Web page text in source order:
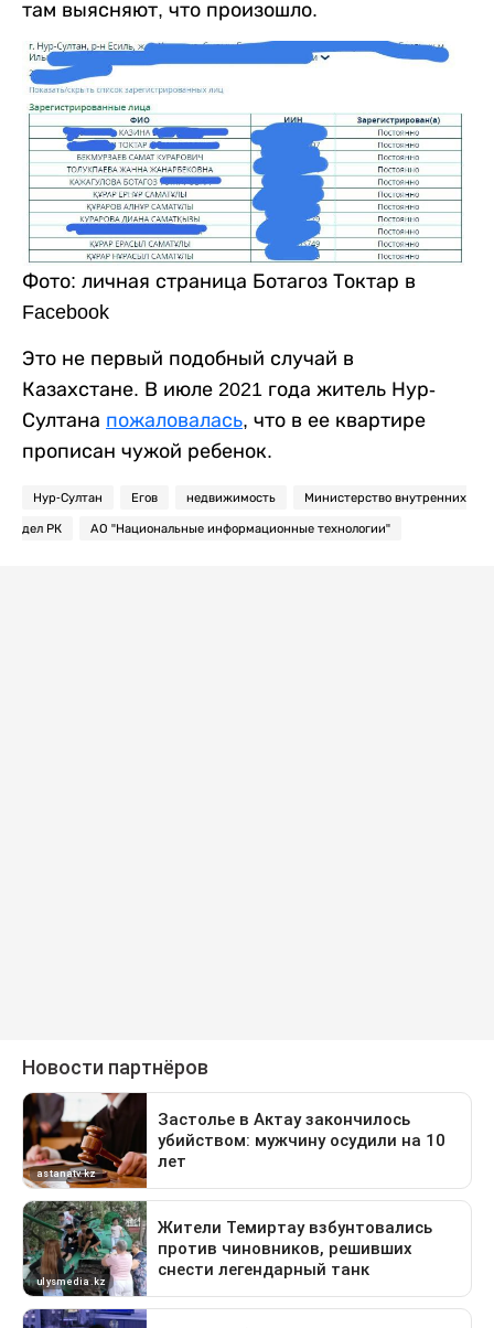
там выясняют, что произошло.
Фото: личная страница Ботагоз Токтар в
Facebook
Это не первый подобный случай в
Казахстане. В июле 2021 года житель Нур-
Султана пожаловалась, что в ее квартире
прописан чужой ребенок.
Нур-Султан Егов недвижимость Министерство внутренних
дел РК АО "Национальные информационные технологии"